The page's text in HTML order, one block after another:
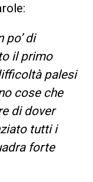
po’ di
il primo
palesi
cose che
di dover
tutti i
forte